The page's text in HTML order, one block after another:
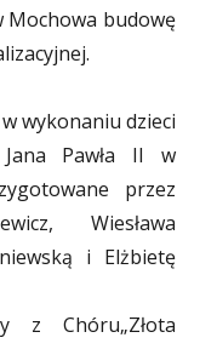
Mochowa budowę
wykonaniu dzieci
Pawła II w
przez
Wiesława
i Elżbietę
z Chóru„Złota